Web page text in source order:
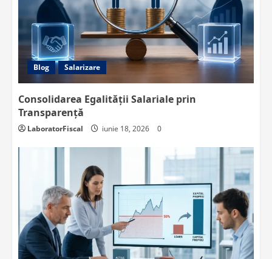
Blog Salarizare
Consolidarea Egalității Salariale prin
Transparență
LaboratorFiscal iunie 18, 2026 0